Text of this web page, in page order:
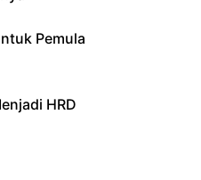
Pemula
HRD